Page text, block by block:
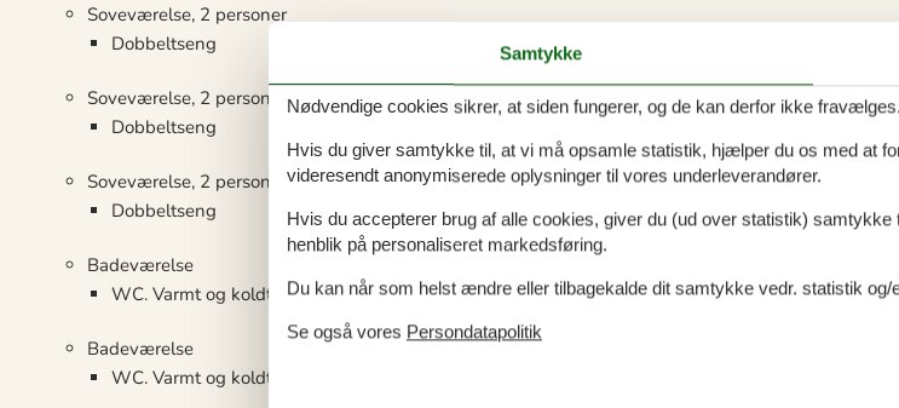
Soveværelse, 2 personer
Dobbeltseng
Soveværelse, 2 personer
Dobbeltseng
Soveværelse, 2 personer
Dobbeltseng
Badeværelse
WC. Varmt og koldt vand, Håndbruser
Badeværelse
WC. Varmt og koldt vand, Håndbruser
Samtykke
Nødvendige cookies sikrer, at siden fungerer, og de kan derfor ikke fravælges.
Hvis du giver samtykke til, at vi må opsamle statistik, hjælper du os med at
videresendt anonymiserede oplysninger til vores underleverandører.
Hvis du accepterer brug af alle cookies, giver du (ud over statistik)
henblik på personaliseret markedsføring.
Du kan når som helst ændre eller tilbagekalde dit samtykke vedr. statistik og/
Se også vores Persondatapolitik